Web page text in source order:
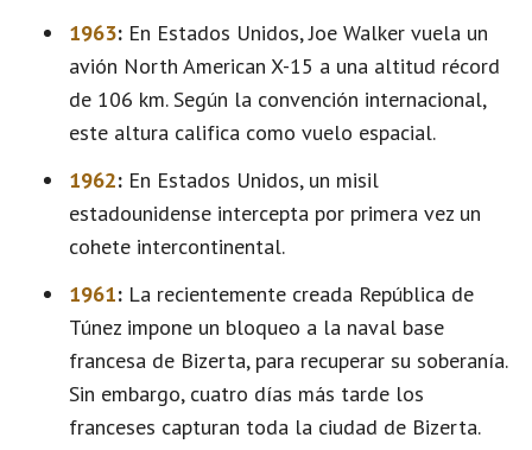
1963: En Estados Unidos, Joe Walker vuela un
avión North American X-15 a una altitud récord
de 106 km. Según la convención internacional,
este altura califica como vuelo espacial.
1962: En Estados Unidos, un misil
estadounidense intercepta por primera vez un
cohete intercontinental.
1961: La recientemente creada República de
Túnez impone un bloqueo a la naval base
francesa de Bizerta, para recuperar su soberanía.
Sin embargo, cuatro días más tarde los
franceses capturan toda la ciudad de Bizerta.